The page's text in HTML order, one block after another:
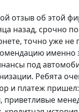
отзыв об этой
назад, срочно
точно уже не
именно
под
Ребята
и платеж
приветливые